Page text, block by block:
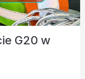
G20 w